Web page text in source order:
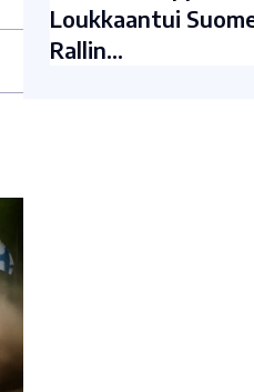
Loukkaantui
Rallin…